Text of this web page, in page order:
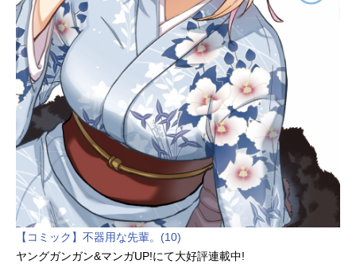
【コミック】不器用な先輩。(10)
ヤングガンガン&マンガUP!にて大好評連載中!